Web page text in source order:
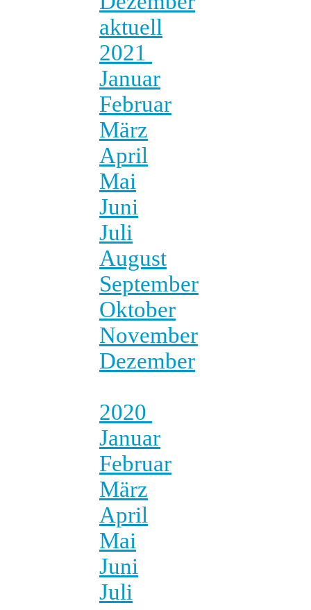
aktuell
2021
Januar
Februar
März
April
Mai
Juni
Juli
August
September
Oktober
November
Dezember
2020
Januar
Februar
März
April
Mai
Juni
Juli